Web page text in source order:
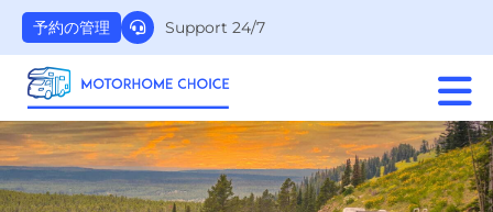
Support 24/7
予約の管理